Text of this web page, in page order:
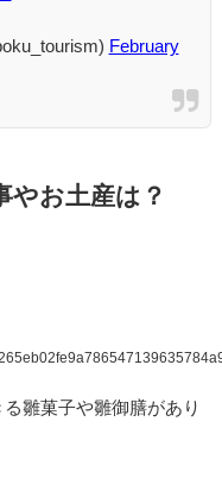
February
やお土産は？
雛菓子や雛御膳があり